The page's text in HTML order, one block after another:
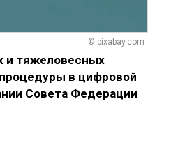
© pixabay.com
и тяжеловесных
в цифровой
Совета Федерации